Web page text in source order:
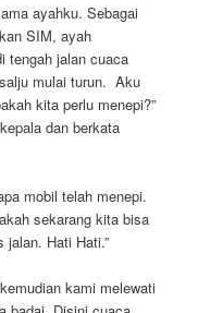
ayahku. Sebagai
SIM, ayah
tengah jalan cuaca
mulai turun. Aku
kita perlu menepi?”
dan berkata
mobil telah menepi.
sekarang kita bisa
jalan. Hati Hati.”
kami melewati